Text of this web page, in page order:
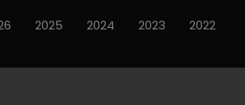
2025 2024 2023 2022